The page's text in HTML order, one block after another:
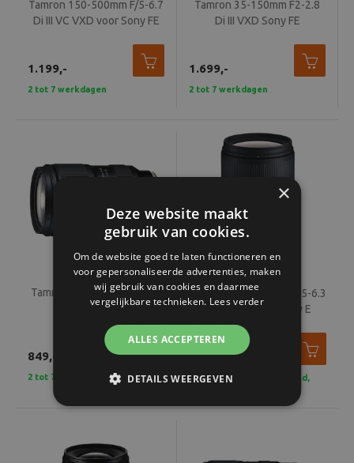
Tamron 150-500mm F/5-6.7
Di III VC VXD voor Sony FE
1.199,-
2 tot 7 werkdagen
Tamron 35-150mm F2-2.8
Di III VXD Sony FE
1.699,-
2 tot 7 werkdagen
Tamron 28-75mm F2.8 Di III
VXD G2 Sony FE
849,-
2 tot 7 werkdagen
Tamron 18-300mm F/3.5-6.3
Di III-A VC VXD Sony E
629,-
In stock - Voor 15u besteld,
×
Deze website maakt
gebruik van cookies.
Om de website goed te laten functioneren en
voor gepersonaliseerde advertenties, maken
wij gebruik van cookies en daarmee
vergelijkbare technieken. Lees verder
ALLES ACCEPTEREN
DETAILS WEERGEVEN